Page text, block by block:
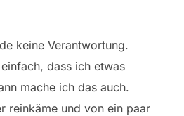
keine Verantwortung.
dass ich etwas
mache ich das auch.
reinkäme und von ein paar